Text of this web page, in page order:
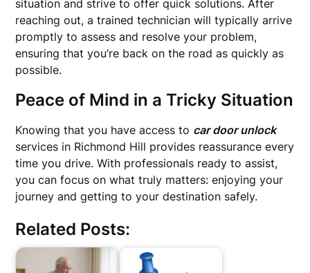
situation and strive to offer quick solutions. After
reaching out, a trained technician will typically arrive
promptly to assess and resolve your problem,
ensuring that you’re back on the road as quickly as
possible.
Peace of Mind in a Tricky Situation
Knowing that you have access to car door unlock
services in Richmond Hill provides reassurance every
time you drive. With professionals ready to assist,
you can focus on what truly matters: enjoying your
journey and getting to your destination safely.
Related Posts: